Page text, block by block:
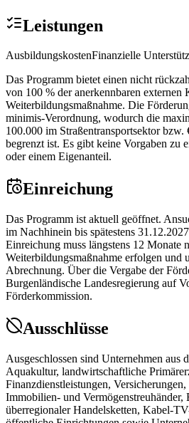
Leistungen
AusbildungskostenFinanzielle
Das Programm bietet einen nicht
von 100 % der anerkennbaren externen
Weiterbildungsmaßnahme. Die
minimis-Verordnung, wodurch die
100.000 im Straßentransportsektor
begrenzt ist. Es gibt keine Vorgaben zu
oder einem Eigenanteil.
Einreichung
Das Programm ist aktuell geöffnet.
im Nachhinein bis spätestens
Einreichung muss längstens 12 Monate
Weiterbildungsmaßnahme erfolgen und
Abrechnung. Über die Vergabe der
Burgenländische Landesregierung auf
Förderkommission.
Ausschlüsse
Ausgeschlossen sind Unternehmen aus
Aquakultur, landwirtschaftliche
Finanzdienstleistungen,
Immobilien- und Vermögenstreuhänder,
überregionaler Handelsketten, Kabel-